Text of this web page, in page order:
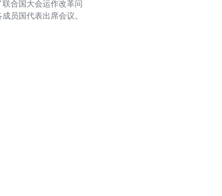
合国大会运作改革问
员国代表出席会议。